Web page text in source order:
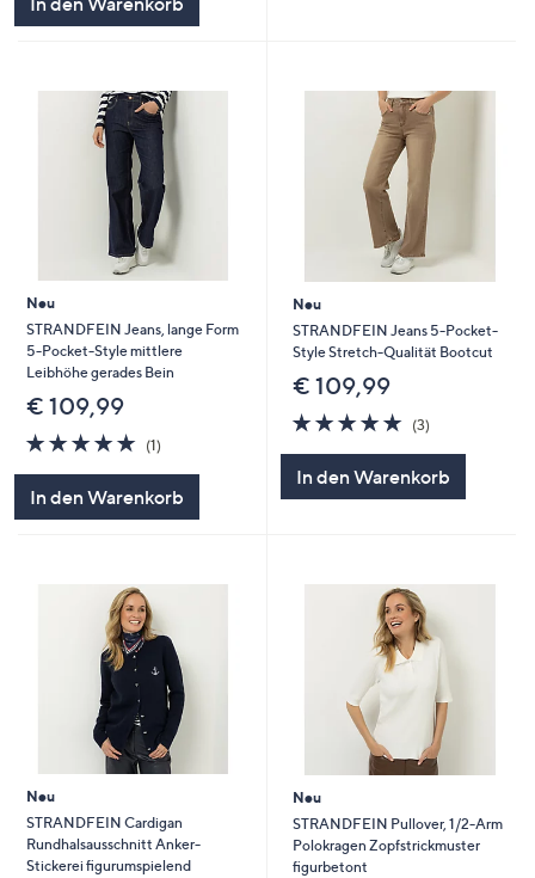
Neu
STRANDFEIN Jeans, lange Form
5-Pocket-Style mittlere
Leibhöhe gerades Bein
€ 109,99
5.0
von
(1)1
In den Warenkorb
Neu
STRANDFEIN Jeans 5-Pocket-
Style Stretch-Qualität Bootcut
€ 109,99
5.0
von
(3)3
In den Warenkorb
Neu
STRANDFEIN Cardigan
Rundhalsausschnitt Anker-
Stickerei figurumspielend
Neu
STRANDFEIN Pullover, 1/2-Arm
Polokragen Zopfstrickmuster
figurbetont